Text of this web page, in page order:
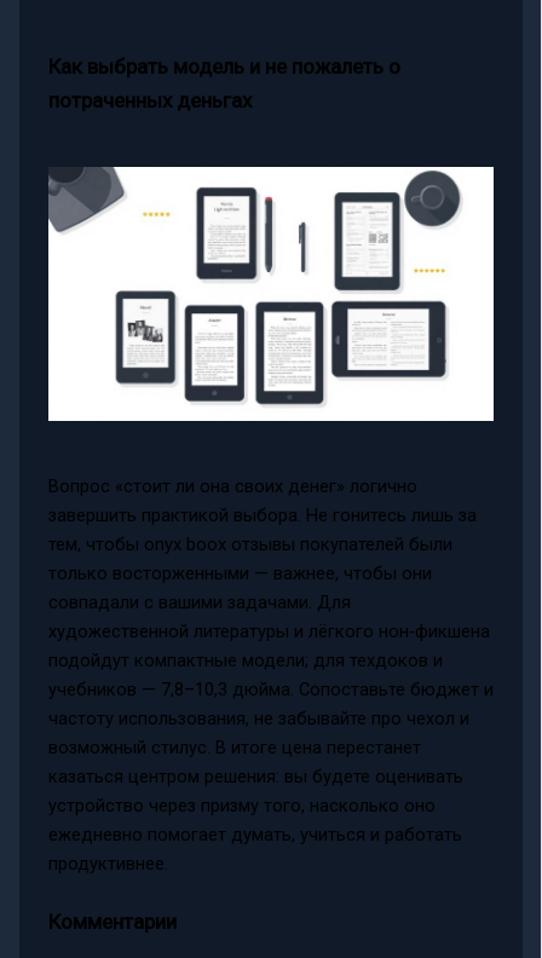
Как выбрать модель и не пожалеть о
потраченных деньгах
Вопрос «стоит ли она своих денег» логично
завершить практикой выбора. Не гонитесь лишь за
тем, чтобы onyx boox отзывы покупателей были
только восторженными — важнее, чтобы они
совпадали с вашими задачами. Для
художественной литературы и лёгкого нон‑фикшена
подойдут компактные модели; для техдоков и
учебников — 7,8–10,3 дюйма. Сопоставьте бюджет и
частоту использования, не забывайте про чехол и
возможный стилус. В итоге цена перестанет
казаться центром решения: вы будете оценивать
устройство через призму того, насколько оно
ежедневно помогает думать, учиться и работать
продуктивнее.
Комментарии